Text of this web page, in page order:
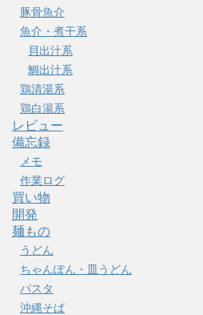
豚骨魚介
魚介・煮干系
貝出汁系
鯛出汁系
鶏清湯系
鶏白湯系
レビュー
備忘録
メモ
作業ログ
買い物
開発
麺もの
うどん
ちゃんぽん・皿うどん
パスタ
沖縄そば